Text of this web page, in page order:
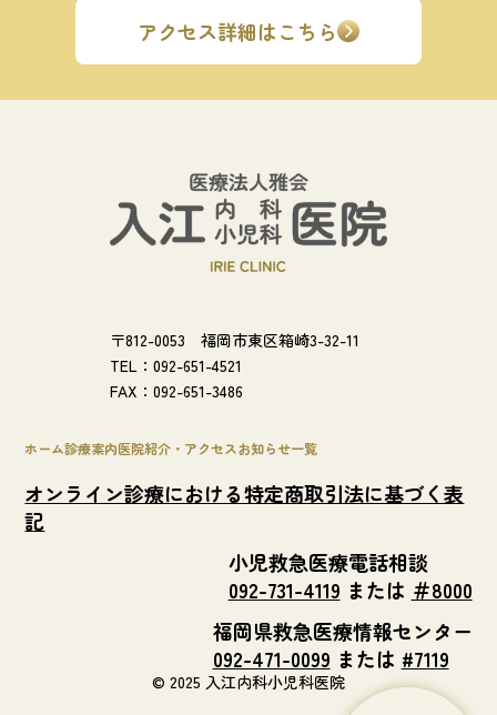
アクセス詳細はこちら
〒812-0053 福岡市東区箱崎3-32-11
TEL：092-651-4521
FAX：092-651-3486
ホーム診療案内医院紹介・アクセスお知らせ一覧
オンライン診療における特定商取引法に基づく表
記
小児救急医療電話相談
092-731-4119 または ＃8000
福岡県救急医療情報センター
092-471-0099 または #7119
© 2025 入江内科小児科医院